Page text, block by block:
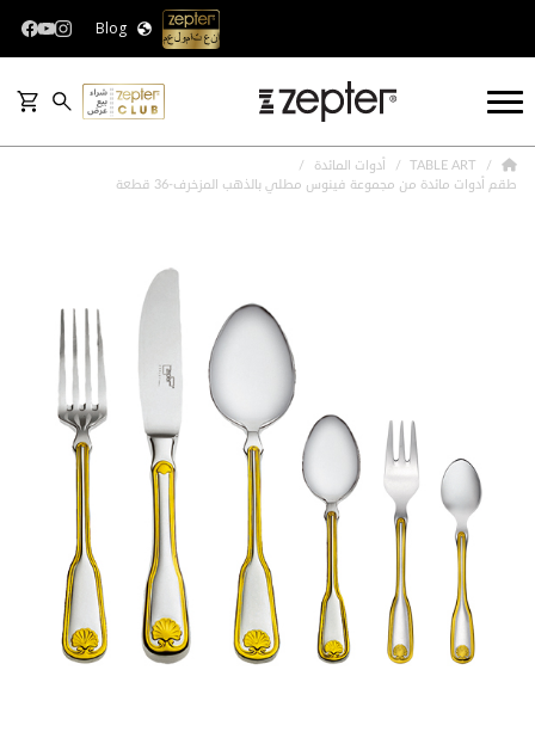
Blog
TABLE ART
أدوات المائدة
طقم أدوات مائدة من مجموعة فينوس مطلي بالذهب المزخرف-36 قطعة